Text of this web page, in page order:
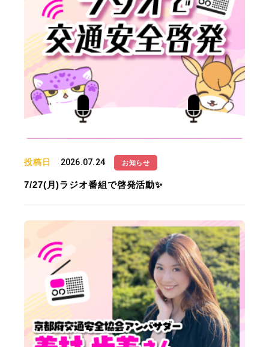
投稿日 2026.07.24 お知らせ
7/27(月)ラジオ番組で啓発活動✨